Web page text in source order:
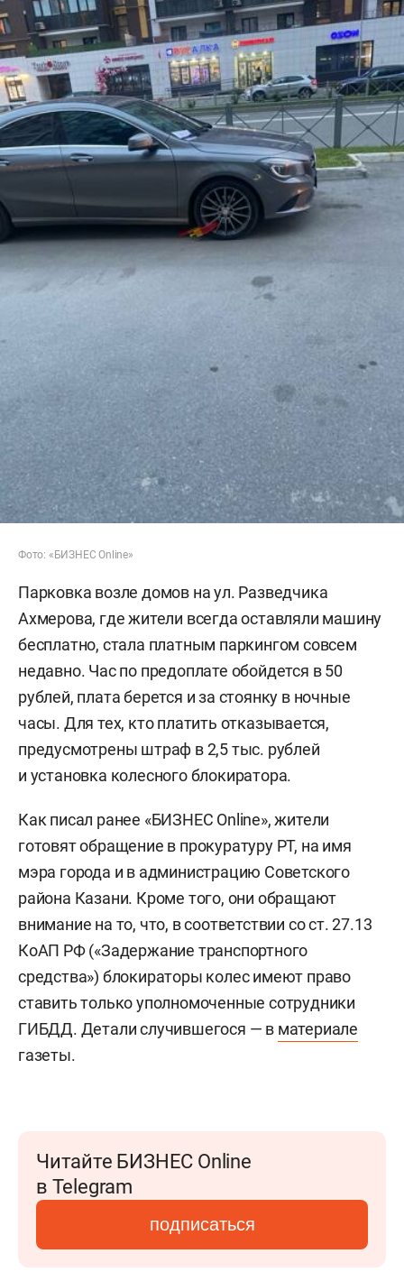
Фото: «БИЗНЕС Online»
Парковка возле домов на ул. Разведчика
Ахмерова, где жители всегда оставляли машину
бесплатно, стала платным паркингом совсем
недавно. Час по предоплате обойдется в 50
рублей, плата берется и за стоянку в ночные
часы. Для тех, кто платить отказывается,
предусмотрены штраф в 2,5 тыс. рублей
и установка колесного блокиратора.
Как писал ранее «БИЗНЕС Online», жители
готовят обращение в прокуратуру РТ, на имя
мэра города и в администрацию Советского
района Казани. Кроме того, они обращают
внимание на то, что, в соответствии со ст. 27.13
КоАП РФ («Задержание транспортного
средства») блокираторы колес имеют право
ставить только уполномоченные сотрудники
ГИБДД. Детали случившегося — в материале
газеты.
Читайте БИЗНЕС Online
в Telegram
подписаться